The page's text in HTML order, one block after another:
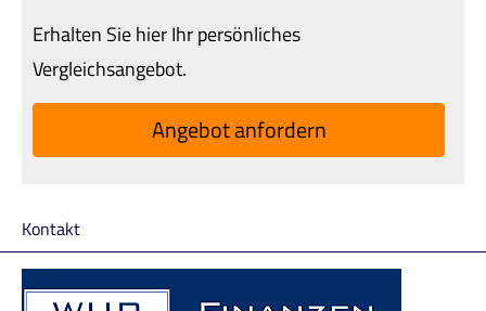
Erhalten Sie hier Ihr persönliches
Vergleichsangebot.
An­ge­bot an­for­dern
Kontakt